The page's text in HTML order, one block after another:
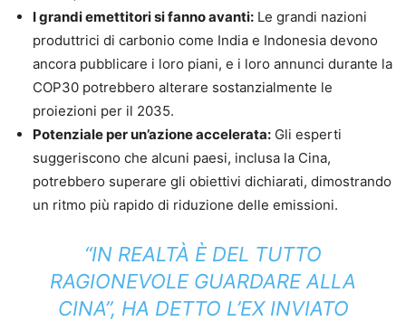
I grandi emettitori si fanno avanti: Le grandi nazioni
produttrici di carbonio come India e Indonesia devono
ancora pubblicare i loro piani, e i loro annunci durante la
COP30 potrebbero alterare sostanzialmente le
proiezioni per il 2035.
Potenziale per un’azione accelerata: Gli esperti
suggeriscono che alcuni paesi, inclusa la Cina,
potrebbero superare gli obiettivi dichiarati, dimostrando
un ritmo più rapido di riduzione delle emissioni.
“IN REALTÀ È DEL TUTTO
RAGIONEVOLE GUARDARE ALLA
CINA”, HA DETTO L’EX INVIATO